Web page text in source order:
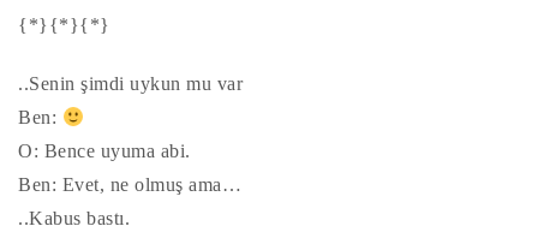
{*}{*}{*}
..Senin şimdi uykun mu var
Ben:
O: Bence uyuma abi.
Ben: Evet, ne olmuş ama…
..Kabus bastı.